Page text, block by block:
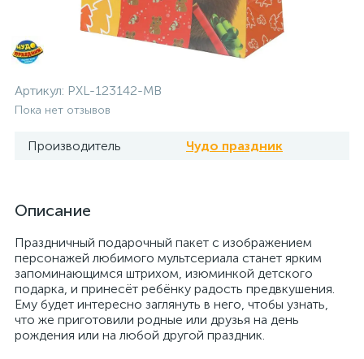
Артикул: PXL-123142-MB
Пока нет отзывов
Производитель Чудо праздник
Описание
Праздничный подарочный пакет с изображением
персонажей любимого мультсериала станет ярким
запоминающимся штрихом, изюминкой детского
подарка, и принесёт ребёнку радость предвкушения.
Ему будет интересно заглянуть в него, чтобы узнать,
что же приготовили родные или друзья на день
рождения или на любой другой праздник.